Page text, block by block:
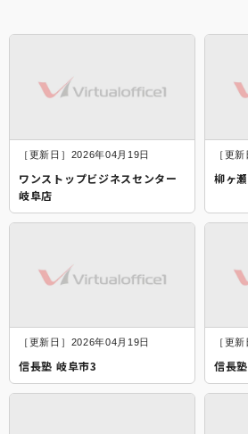
［更新日］2026年04月19日
ワンストップビジネスセンター
岐阜店
［更
柳ヶ
［更新日］2026年04月19日
信長塾 岐阜市3
［更
信長